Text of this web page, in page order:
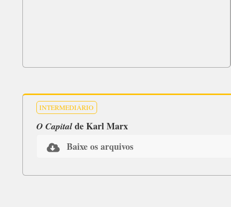
INTERMEDIÁRIO
O Capital de Karl Marx
Baixe os arquivos